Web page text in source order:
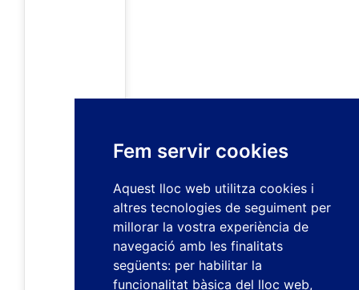
Fem servir cookies
Aquest lloc web utilitza cookies i
altres tecnologies de seguiment per
millorar la vostra experiència de
navegació amb les finalitats
següents: per habilitar la
funcionalitat bàsica del lloc web,